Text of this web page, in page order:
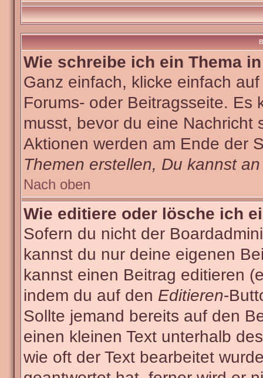
Wie schreibe ich ein Thema
Ganz einfach, klicke einfach
Forums- oder Beitragsseite. Es
musst, bevor du eine
Aktionen werden am Ende der
Themen erstellen, Du kannst
Nach oben
Wie editiere oder lösche ich
Sofern du nicht der
kannst du nur deine eigenen
kannst einen Beitrag editieren
indem du auf den Editieren-
Sollte jemand bereits auf den
einen kleinen Text unterhalb
wie oft der Text bearbeitet